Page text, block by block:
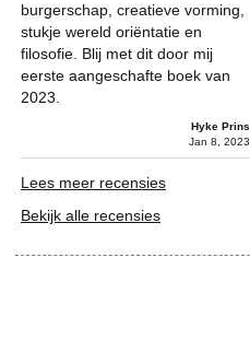
burgerschap, creatieve vorming,
stukje wereld oriëntatie en
filosofie. Blij met dit door mij
eerste aangeschafte boek van
2023.
Hyke Prins
Jan 8, 2023
Lees meer recensies
Bekijk alle recensies